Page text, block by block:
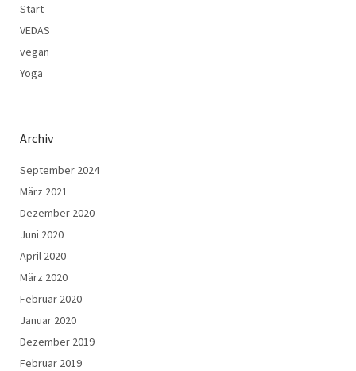
Start
VEDAS
vegan
Yoga
Archiv
September 2024
März 2021
Dezember 2020
Juni 2020
April 2020
März 2020
Februar 2020
Januar 2020
Dezember 2019
Februar 2019